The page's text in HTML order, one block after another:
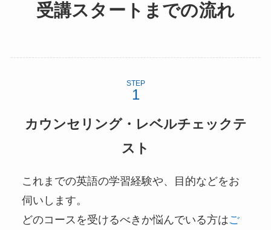
受講スタートまでの流れ
STEP
カウンセリング・レベルチェックテ
スト
これまでの英語の学習経験や、目的などをお
伺いします。
どのコースを受けるべきか悩んでいる方はご